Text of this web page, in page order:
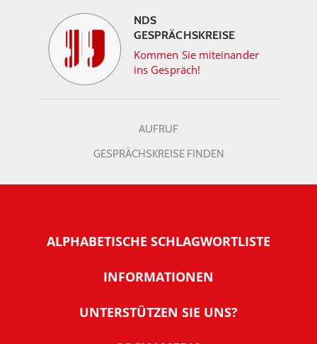
NDS
GESPRÄCHSKREISE
Kommen Sie miteinander
ins Gespräch!
AUFRUF
GESPRÄCHSKREISE FINDEN
ALPHABETISCHE SCHLAGWORTLISTE
INFORMATIONEN
Warum NachDenkSeiten
UNTERSTÜTZEN SIE UNS?